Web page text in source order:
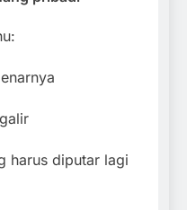
harus diputar lagi